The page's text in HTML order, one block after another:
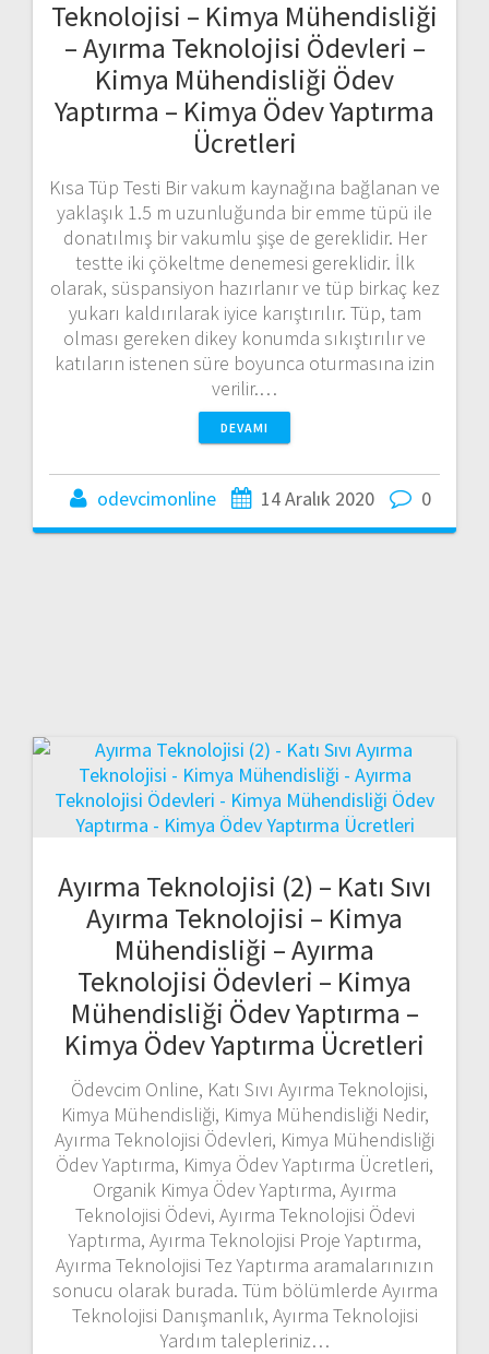
Teknolojisi – Kimya Mühendisliği
– Ayırma Teknolojisi Ödevleri –
Kimya Mühendisliği Ödev
Yaptırma – Kimya Ödev Yaptırma
Ücretleri
Kısa Tüp Testi Bir vakum kaynağına bağlanan ve
yaklaşık 1.5 m uzunluğunda bir emme tüpü ile
donatılmış bir vakumlu şişe de gereklidir. Her
testte iki çökeltme denemesi gereklidir. İlk
olarak, süspansiyon hazırlanır ve tüp birkaç kez
yukarı kaldırılarak iyice karıştırılır. Tüp, tam
olması gereken dikey konumda sıkıştırılır ve
katıların istenen süre boyunca oturmasına izin
verilir.…
DEVAMI
odevcimonline 14 Aralık 2020 0
Ayırma Teknolojisi (2) – Katı Sıvı
Ayırma Teknolojisi – Kimya
Mühendisliği – Ayırma
Teknolojisi Ödevleri – Kimya
Mühendisliği Ödev Yaptırma –
Kimya Ödev Yaptırma Ücretleri
Ödevcim Online, Katı Sıvı Ayırma Teknolojisi,
Kimya Mühendisliği, Kimya Mühendisliği Nedir,
Ayırma Teknolojisi Ödevleri, Kimya Mühendisliği
Ödev Yaptırma, Kimya Ödev Yaptırma Ücretleri,
Organik Kimya Ödev Yaptırma, Ayırma
Teknolojisi Ödevi, Ayırma Teknolojisi Ödevi
Yaptırma, Ayırma Teknolojisi Proje Yaptırma,
Ayırma Teknolojisi Tez Yaptırma aramalarınızın
sonucu olarak burada. Tüm bölümlerde Ayırma
Teknolojisi Danışmanlık, Ayırma Teknolojisi
Yardım talepleriniz…